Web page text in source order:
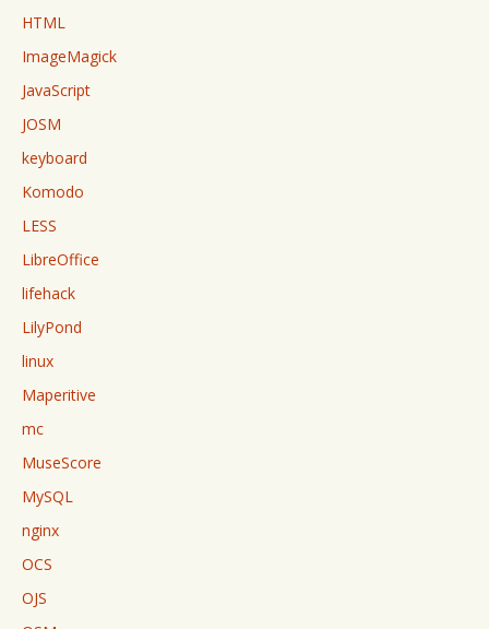
HTML
ImageMagick
JavaScript
JOSM
keyboard
Komodo
LESS
LibreOffice
lifehack
LilyPond
linux
Maperitive
mc
MuseScore
MySQL
nginx
OCS
OJS